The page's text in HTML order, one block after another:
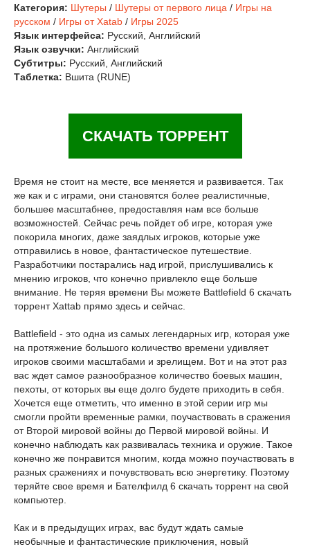
Категория: Шутеры / Шутеры от первого лица / Игры на
русском / Игры от Xatab / Игры 2025
Язык интерфейса: Русский, Английский
Язык озвучки: Английский
Субтитры: Русский, Английский
Таблетка: Вшита (RUNE)
СКАЧАТЬ ТОРРЕНТ
Время не стоит на месте, все меняется и развивается. Так
же как и с играми, они становятся более реалистичные,
большее масштабнее, предоставляя нам все больше
возможностей. Сейчас речь пойдет об игре, которая уже
покорила многих, даже заядлых игроков, которые уже
отправились в новое, фантастическое путешествие.
Разработчики постарались над игрой, прислушивались к
мнению игроков, что конечно привлекло еще больше
внимание. Не теряя времени Вы можете Battlefield 6 скачать
торрент Xattab прямо здесь и сейчас.
Battlefield - это одна из самых легендарных игр, которая уже
на протяжение большого количество времени удивляет
игроков своими масштабами и зрелищем. Вот и на этот раз
вас ждет самое разнообразное количество боевых машин,
пехоты, от которых вы еще долго будете приходить в себя.
Хочется еще отметить, что именно в этой серии игр мы
смогли пройти временные рамки, поучаствовать в сражения
от Второй мировой войны до Первой мировой войны. И
конечно наблюдать как развивалась техника и оружие. Такое
конечно же понравится многим, когда можно поучаствовать в
разных сражениях и почувствовать всю энергетику. Поэтому
теряйте свое время и Бателфилд 6 скачать торрент на свой
компьютер.
Как и в предыдущих играх, вас будут ждать самые
необычные и фантастические приключения, новый